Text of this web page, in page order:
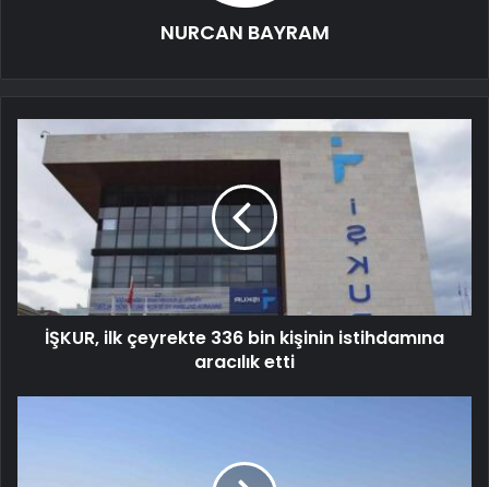
NURCAN BAYRAM
İŞKUR, ilk çeyrekte 336 bin kişinin istihdamına
aracılık etti